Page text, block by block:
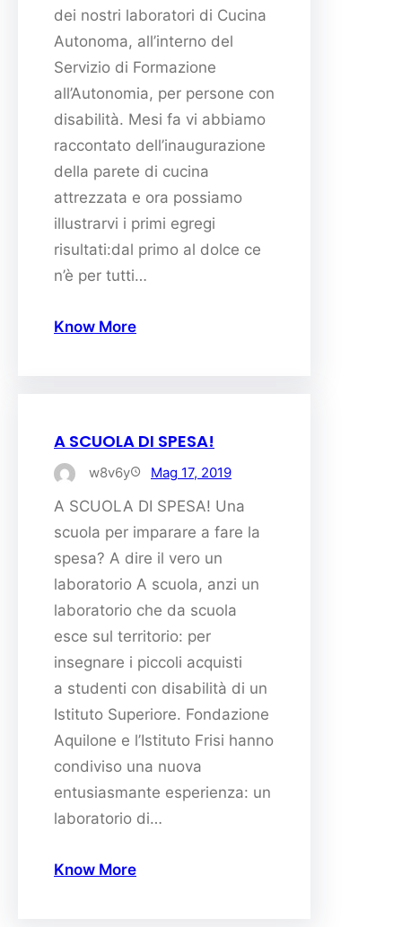
dei nostri laboratori di Cucina
Autonoma, all’interno del
Servizio di Formazione
all’Autonomia, per persone con
disabilità. Mesi fa vi abbiamo
raccontato dell’inaugurazione
della parete di cucina
attrezzata e ora possiamo
illustrarvi i primi egregi
risultati:dal primo al dolce ce
n’è per tutti…
Know More
A SCUOLA DI SPESA!
w8v6y Mag 17, 2019
A SCUOLA DI SPESA! Una
scuola per imparare a fare la
spesa? A dire il vero un
laboratorio A scuola, anzi un
laboratorio che da scuola
esce sul territorio: per
insegnare i piccoli acquisti
a studenti con disabilità di un
Istituto Superiore. Fondazione
Aquilone e l’Istituto Frisi hanno
condiviso una nuova
entusiasmante esperienza: un
laboratorio di…
Know More